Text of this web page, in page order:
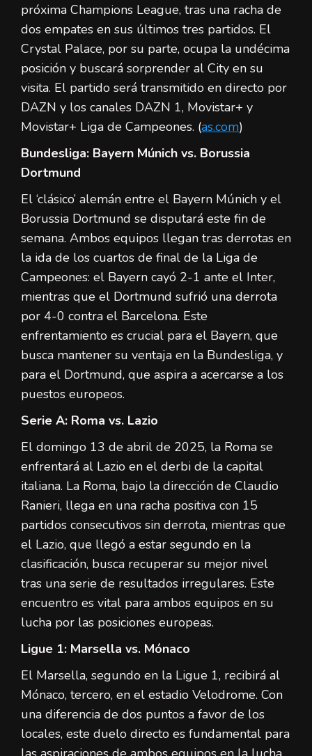
próxima Champions League, tras una racha de
dos empates en sus últimos tres partidos. El
Crystal Palace, por su parte, ocupa la undécima
posición y buscará sorprender al City en su
visita. El partido será transmitido en directo por
DAZN y los canales DAZN 1, Movistar+ y
Movistar+ Liga de Campeones. (as.com)
Bundesliga: Bayern Múnich vs. Borussia
Dortmund
El ‘clásico’ alemán entre el Bayern Múnich y el
Borussia Dortmund se disputará este fin de
semana. Ambos equipos llegan tras derrotas en
la ida de los cuartos de final de la Liga de
Campeones: el Bayern cayó 2-1 ante el Inter,
mientras que el Dortmund sufrió una derrota
por 4-0 contra el Barcelona. Este
enfrentamiento es crucial para el Bayern, que
busca mantener su ventaja en la Bundesliga, y
para el Dortmund, que aspira a acercarse a los
puestos europeos.
Serie A: Roma vs. Lazio
El domingo 13 de abril de 2025, la Roma se
enfrentará al Lazio en el derbi de la capital
italiana. La Roma, bajo la dirección de Claudio
Ranieri, llega en una racha positiva con 15
partidos consecutivos sin derrota, mientras que
el Lazio, que llegó a estar segundo en la
clasificación, busca recuperar su mejor nivel
tras una serie de resultados irregulares. Este
encuentro es vital para ambos equipos en su
lucha por las posiciones europeas.
Ligue 1: Marsella vs. Mónaco
El Marsella, segundo en la Ligue 1, recibirá al
Mónaco, tercero, en el estadio Velodrome. Con
una diferencia de dos puntos a favor de los
locales, este duelo directo es fundamental para